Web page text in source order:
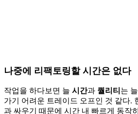
나중에 리팩토링할 시간은 없다
작업을 하다보면 늘 시간과 퀄리티 는
가기 어려운 트레이드 오프인 것 같다.
과 싸우기 때문에 시간 내 빠르게 동작